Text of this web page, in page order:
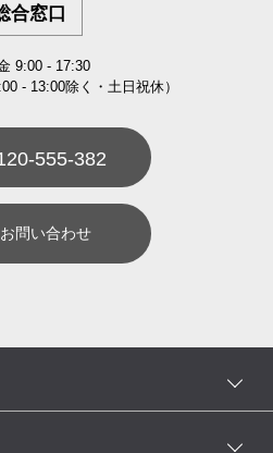
合窓口
9:00 - 17:30
- 13:00除く・土日祝休）
555-382
お問い合わせ